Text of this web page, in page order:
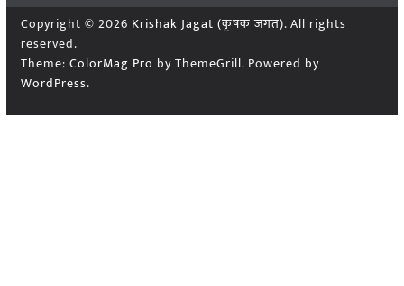
Copyright © 2026 Krishak Jagat (कृषक जगत). All rights
reserved.
Theme: ColorMag Pro by ThemeGrill. Powered by
WordPress.